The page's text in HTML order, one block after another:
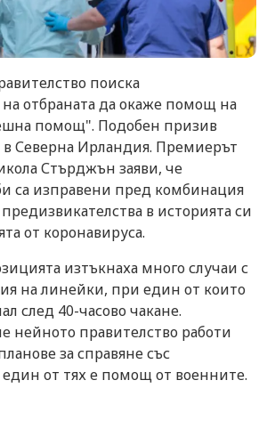
поиска
отбраната да окаже помощ на
помощ". Подобен призив
Северна Ирландия. Премиерът
Стърджън заяви, че
са изправени пред комбинация
в историята си
от коронавируса.
изтъкнаха много случаи с
на линейки, при един от които
след 40-часово чакане.
нейното правителство работи
за справяне със
един от тях е помощ от военните.